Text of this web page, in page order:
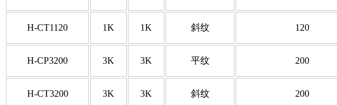
H-CT1120 1K 1K 斜纹 120
H-CP3200 3K 3K 平纹 200
H-CT3200 3K 3K 斜纹 200